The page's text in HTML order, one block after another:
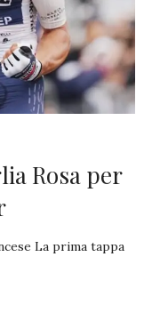
Rosa per
La prima tappa